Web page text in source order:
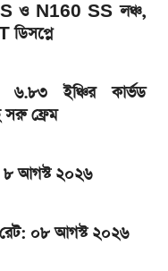
কবে, কোথা থেকে দেখা
ও N160 SS লঞ্চ,
ডিসপ্লে
ইঞ্চির কার্ভড
ফ্রেম
৮ আগস্ট ২০২৬
০৮ আগস্ট ২০২৬